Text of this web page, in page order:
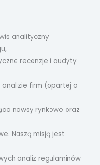
analityczny
recenzje i audyty
analizie firm (opartej o
newsy rynkowe oraz
Naszą misją jest
analiz regulaminów